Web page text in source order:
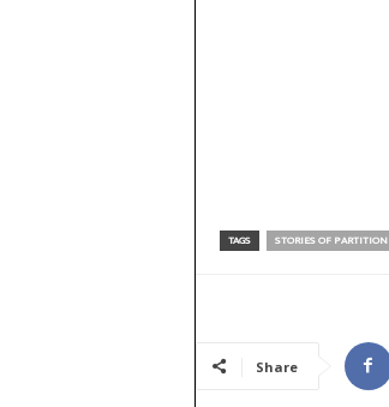
TAGS STORIES OF PARTITION
Share